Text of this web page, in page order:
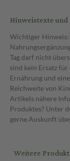
Hinweistexte
Wichtiger Hinweis:
Tag darf nicht
sind kein Ersatz für
Ernährung und
Reichweite von
Artikels nähere
Produktes? Unter
gerne Auskunft
Weitere